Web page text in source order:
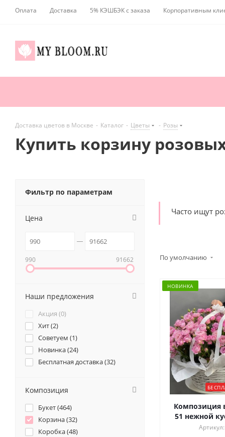
Оплата Доставка 5% КЭШБЭК с заказа Корпоративным
Доставка цветов в Москве - Каталог - Цветы - Розы
Купить корзину
Часто ищут
По умолчанию
НОВИНКА
Композиция
51 нежной
Фильтр по параметрам
Цена
990 91662
Наши предложения
Акция (0)
Хит (2)
Советуем (1)
Новинка (24)
Бесплатная доставка (32)
Композиция
Букет (464)
Корзина (32)
Коробка (48)